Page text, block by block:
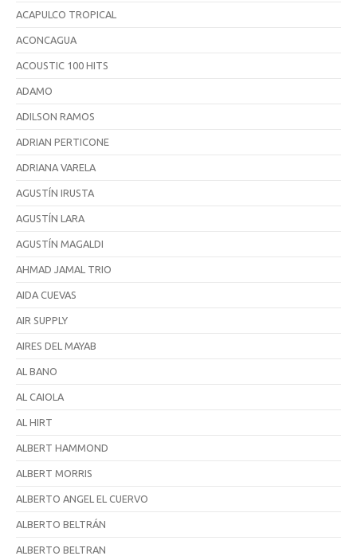
ACAPULCO TROPICAL
ACONCAGUA
ACOUSTIC 100 HITS
ADAMO
ADILSON RAMOS
ADRIAN PERTICONE
ADRIANA VARELA
AGUSTÍN IRUSTA
AGUSTÍN LARA
AGUSTÍN MAGALDI
AHMAD JAMAL TRIO
AIDA CUEVAS
AIR SUPPLY
AIRES DEL MAYAB
AL BANO
AL CAIOLA
AL HIRT
ALBERT HAMMOND
ALBERT MORRIS
ALBERTO ANGEL EL CUERVO
ALBERTO BELTRÁN
ALBERTO BELTRAN